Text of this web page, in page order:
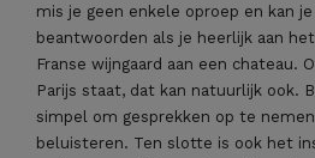
mis je geen enkele oproep en kan
beantwoorden als je heerlijk aan
Franse wijngaard aan een chateau.
Parijs staat, dat kan natuurlijk ook.
simpel om gesprekken op te
beluisteren. Ten slotte is ook het